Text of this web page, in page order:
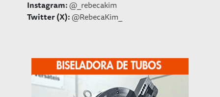
Instagram:@_rebecakim
Twitter (X):@RebecaKim_